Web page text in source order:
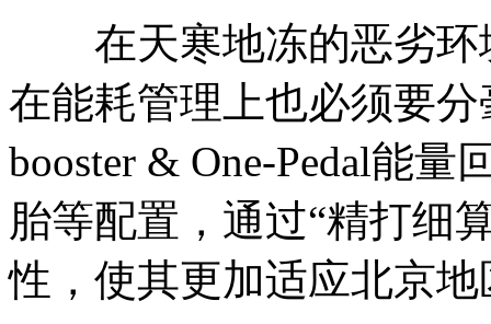
在天寒地冻的恶劣环
在能耗管理上也必须要
booster & One-Pedal能
胎等配置，通过“精打细
性，使其更加适应北京